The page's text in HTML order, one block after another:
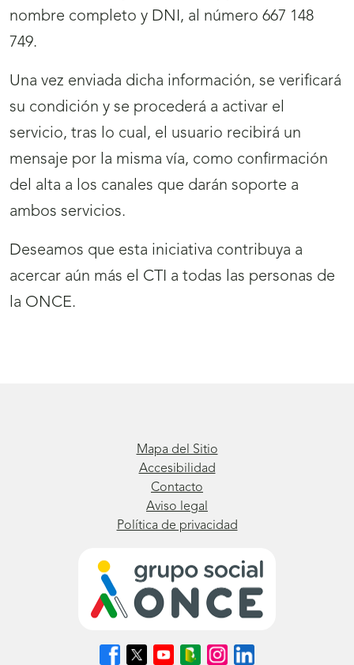
nombre completo y DNI, al número 667 148
749.
Una vez enviada dicha información, se verificará
su condición y se procederá a activar el
servicio, tras lo cual, el usuario recibirá un
mensaje por la misma vía, como confirmación
del alta a los canales que darán soporte a
ambos servicios.
Deseamos que esta iniciativa contribuya a
acercar aún más el CTI a todas las personas de
la ONCE.
Mapa del Sitio
Accesibilidad
Contacto
Aviso legal
Política de privacidad
SíguenosSíguenosSíguenosSíguenosSíguenosSíguenos